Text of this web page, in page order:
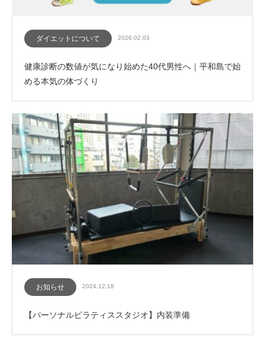
ダイエットについて 2026.02.03
健康診断の数値が気になり始めた40代男性へ｜平和島で始
める本気の体づくり
お知らせ 2024.12.18
【パーソナルピラティススタジオ】内装準備